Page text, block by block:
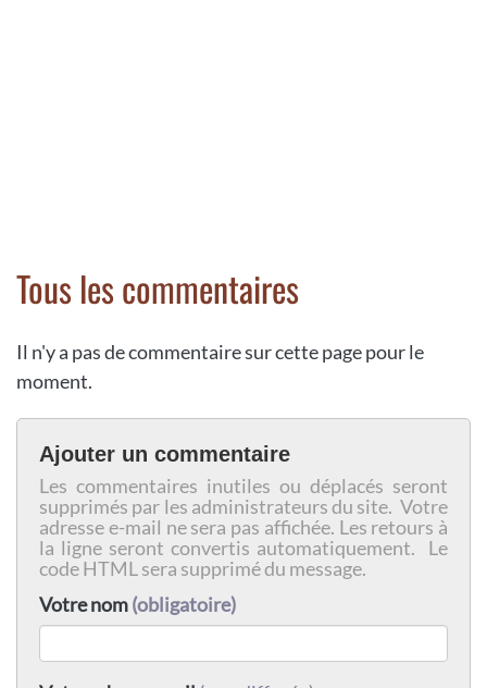
Tous les commentaires
Il n'y a pas de commentaire sur cette page pour le
moment.
Ajouter un commentaire
Les commentaires inutiles ou déplacés seront
supprimés par les administrateurs du site. Votre
adresse e-mail ne sera pas affichée. Les retours à
la ligne seront convertis automatiquement. Le
code HTML sera supprimé du message.
Votre nom(obligatoire)